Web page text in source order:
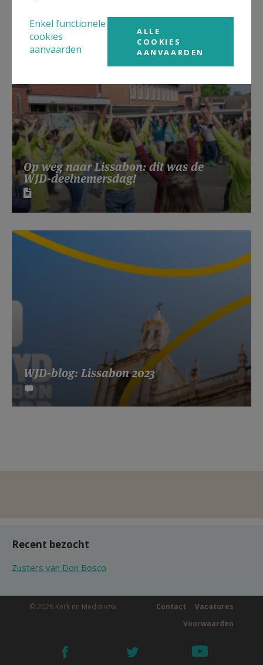
Lees meer
Op weg naar Lissabon: dit was de
WJD-deelnemersdag!
WJD-blog: Lissabon 2023
Recent bezocht
Zusters van Don Bosco
© 2026 Kerk en Media vzw Vacatures
Contact
Voorwaarden
Enkel functionele
cookies
aanvaarden
ALLE
COOKIES
AANVAARDEN